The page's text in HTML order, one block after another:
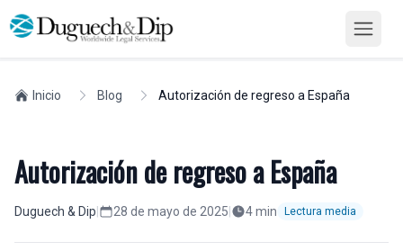
Inicio Blog Autorización de regreso a España
Autorización de regreso a España
Duguech & Dip 28 de mayo de 2025 4min Lectura media